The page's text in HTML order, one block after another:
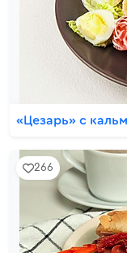
«Цезарь» с
266